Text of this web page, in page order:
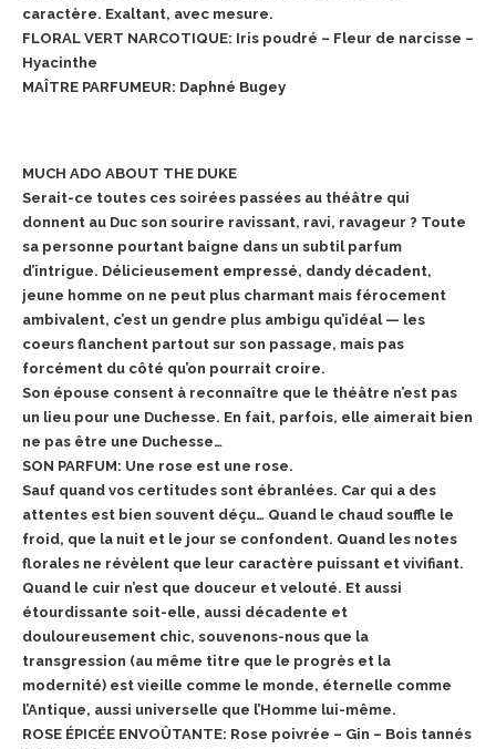
caractère. Exaltant, avec mesure.
FLORAL VERT NARCOTIQUE: Iris poudré – Fleur de narcisse –
Hyacinthe
MAÎTRE PARFUMEUR: Daphné Bugey
MUCH ADO ABOUT THE DUKE
Serait-ce toutes ces soirées passées au théâtre qui
donnent au Duc son sourire ravissant, ravi, ravageur ? Toute
sa personne pourtant baigne dans un subtil parfum
d’intrigue. Délicieusement empressé, dandy décadent,
jeune homme on ne peut plus charmant mais férocement
ambivalent, c’est un gendre plus ambigu qu’idéal — les
coeurs flanchent partout sur son passage, mais pas
forcément du côté qu’on pourrait croire.
Son épouse consent à reconnaître que le théâtre n’est pas
un lieu pour une Duchesse. En fait, parfois, elle aimerait bien
ne pas être une Duchesse…
SON PARFUM: Une rose est une rose.
Sauf quand vos certitudes sont ébranlées. Car qui a des
attentes est bien souvent déçu… Quand le chaud souffle le
froid, que la nuit et le jour se confondent. Quand les notes
florales ne révèlent que leur caractère puissant et vivifiant.
Quand le cuir n’est que douceur et velouté. Et aussi
étourdissante soit-elle, aussi décadente et
douloureusement chic, souvenons-nous que la
transgression (au même titre que le progrès et la
modernité) est vieille comme le monde, éternelle comme
l’Antique, aussi universelle que l’Homme lui-même.
ROSE ÉPICÉE ENVOÛTANTE: Rose poivrée – Gin – Bois tannés